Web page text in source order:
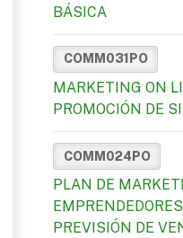
BÁSICA
COMM031PO
MARKETING ON
PROMOCIÓN DE
COMM024PO
PLAN DE
PREVISIÓN DE